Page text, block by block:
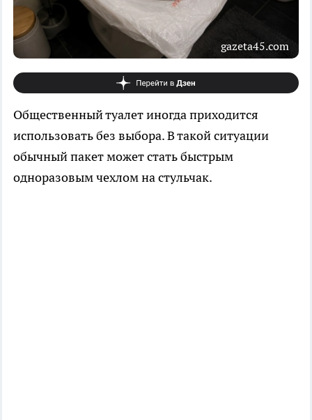
gazeta45.com
Общественный туалет иногда приходится
использовать без выбора. В такой ситуации
обычный пакет может стать быстрым
одноразовым чехлом на стульчак.